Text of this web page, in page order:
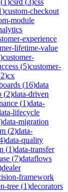
)custom-checkout
module
experience
lifetime-value
)customer-
(5)customer-
2)cx
(16)data
(2)data-driven
(1)data-
lifecycle
)data-migration
(2)data-
)data-quality
(1)data-transfer
(7)dataflows
dealer
framework
tree (1)decorators